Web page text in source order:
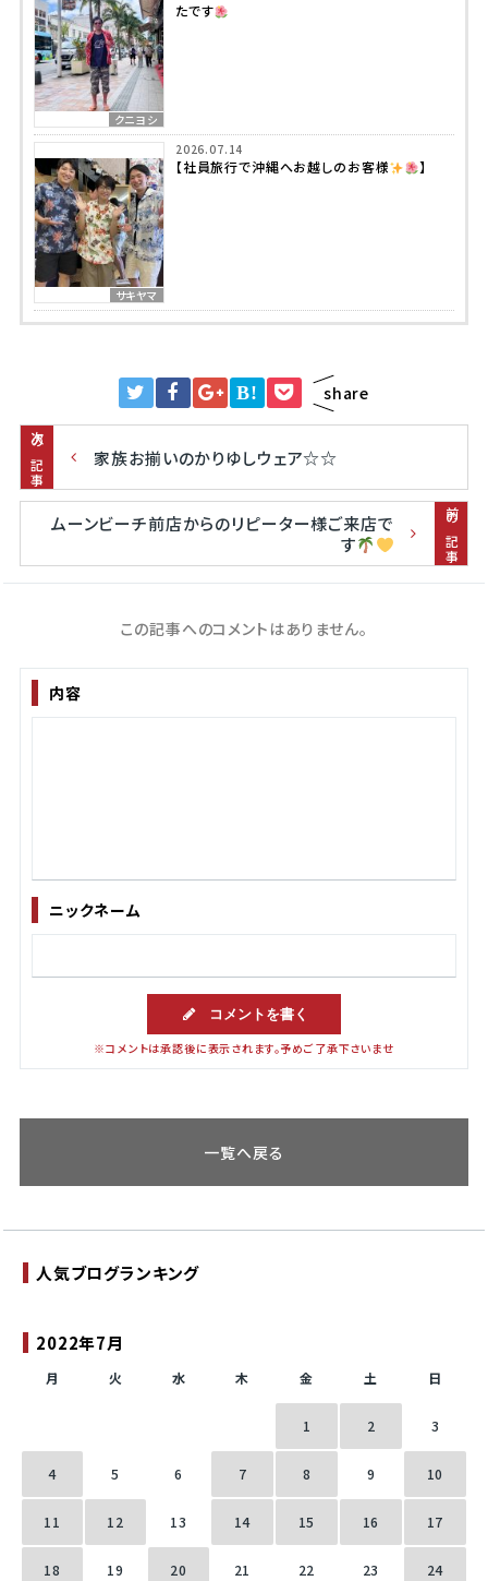
クニヨシ
たです
サキヤマ
2026.07.14
【社員旅行で沖縄へお越しのお客様 】
B! share
次の記事 家族お揃いのかりゆしウェア☆☆
前の記事
ムーンビーチ前店からのリピーター様ご来店で
す
この記事へのコメントはありません。
ニックネーム
内容
コメントを書く
※コメントは承認後に表示されます。予めご了承下さいませ
一覧へ戻る
2022年7月
月 火 水 木 金 土 日
1 2 3
4 5 6 7 8 9 10
11 12 13 14 15 16 17
18 19 20 21 22 23 24
人気ブログランキング